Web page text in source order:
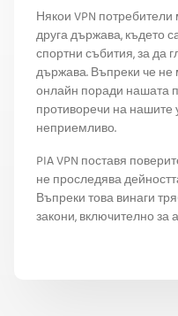
Някои VPN
друга държава, където
спортни събития, за да
държава. Въпреки че
онлайн поради нашата
противоречи на нашите
неприемливо.
PIA VPN поставя
не проследява
Въпреки това винаги
закони, включително за